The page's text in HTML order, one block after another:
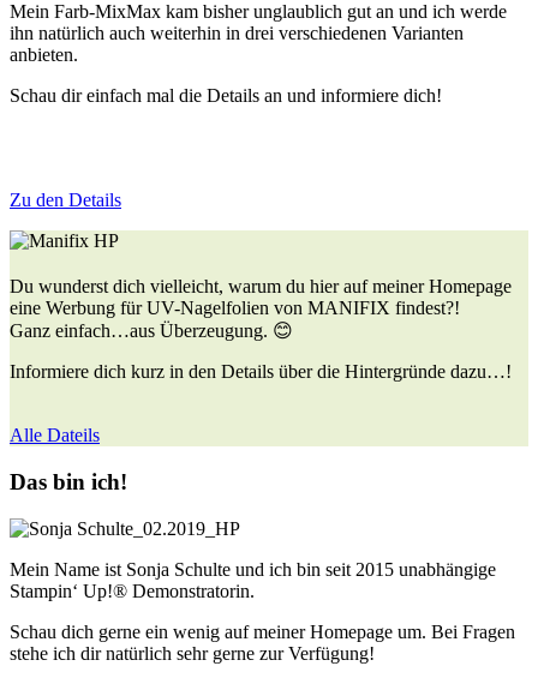
Mein Farb-MixMax kam bisher unglaublich gut an und ich werde
ihn natürlich auch weiterhin in drei verschiedenen Varianten
anbieten.
Schau dir einfach mal die Details an und informiere dich!
Zu den Details
Du wunderst dich vielleicht, warum du hier auf meiner Homepage
eine Werbung für UV-Nagelfolien von MANIFIX findest?!
Ganz einfach…aus Überzeugung. 😊
Informiere dich kurz in den Details über die Hintergründe dazu…!
Alle Dateils
Das bin ich!
Mein Name ist Sonja Schulte und ich bin seit 2015 unabhängige
Stampin‘ Up!® Demonstratorin.
Schau dich gerne ein wenig auf meiner Homepage um. Bei Fragen
stehe ich dir natürlich sehr gerne zur Verfügung!